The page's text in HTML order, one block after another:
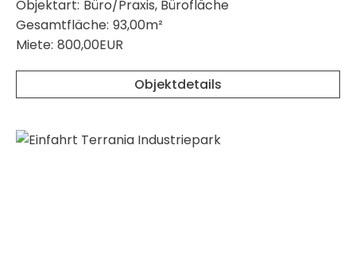
Objektart: Büro/Praxis, Bürofläche
Gesamtfläche: 93,00m²
Miete: 800,00EUR
Objektdetails